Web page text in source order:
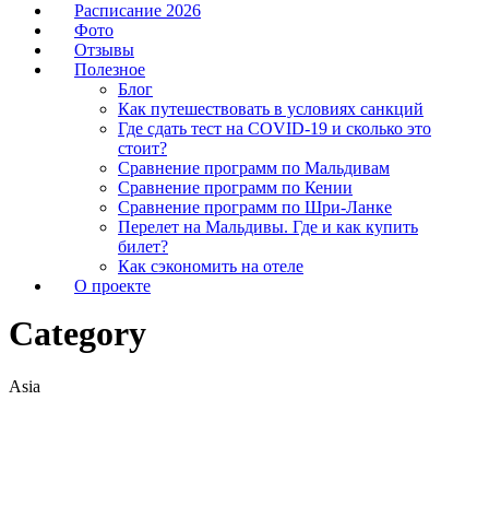
Расписание 2026
Фото
Отзывы
Полезное
Блог
Как путешествовать в условиях санкций
Где сдать тест на COVID-19 и сколько это
стоит?
Сравнение программ по Мальдивам
Сравнение программ по Кении
Сравнение программ по Шри-Ланке
Перелет на Мальдивы. Где и как купить
билет?
Как сэкономить на отеле
О проекте
Category
Asia